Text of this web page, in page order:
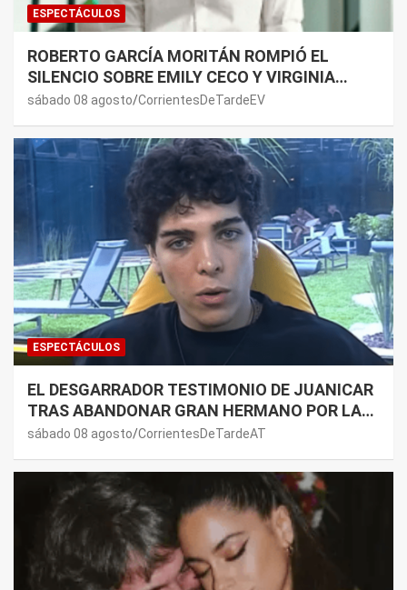
ESPECTÁCULOS
ROBERTO GARCÍA MORITÁN ROMPIÓ EL
SILENCIO SOBRE EMILY CECO Y VIRGINIA
GALLARDO: “DEDÍQUENSE A SUS VIDAS”
sábado 08 agosto CorrientesDeTardeEV
ESPECTÁCULOS
EL DESGARRADOR TESTIMONIO DE JUANICAR
TRAS ABANDONAR GRAN HERMANO POR LA
SALUD DE SU MAMÁ.
sábado 08 agosto CorrientesDeTardeAT